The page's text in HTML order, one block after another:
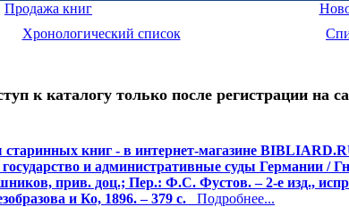
Продажа книг
Хронологический список
к каталогу только после регистрации на
книг - в интернет-магазине
и административные суды Германии /
прив. доц.; Пер.: Ф.С. Фустов. – 2-е изд.,
и Ко, 1896. – 379 с. Подробнее...